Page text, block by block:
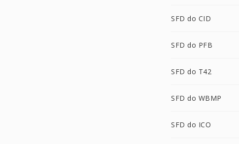
SFD do CID
SFD do PFB
SFD do T42
SFD do WBMP
SFD do ICO